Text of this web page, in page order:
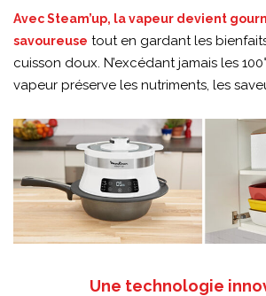
Avec Steam’up, la vapeur devient
savoureuse tout en gardant les
cuisson doux. N’excédant jamais les
vapeur préserve les nutriments, les
Une technologie